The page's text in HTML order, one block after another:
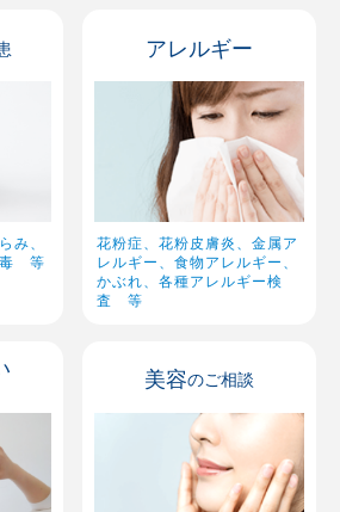
み、
毒 等
アレルギー
花粉症、花粉皮膚炎、金属ア
レルギー、食物アレルギー、
かぶれ、各種アレルギー検
査 等
美容のご相談